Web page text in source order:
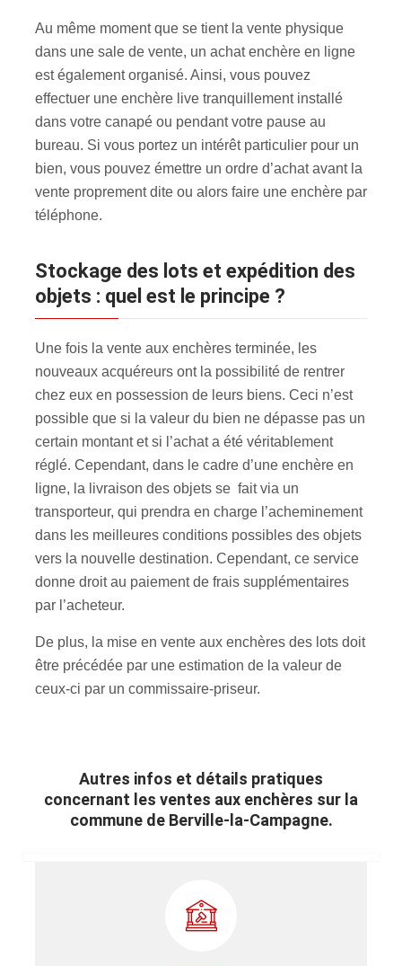
Au même moment que se tient la vente physique
dans une sale de vente, un achat enchère en ligne
est également organisé. Ainsi, vous pouvez
effectuer une enchère live tranquillement installé
dans votre canapé ou pendant votre pause au
bureau. Si vous portez un intérêt particulier pour un
bien, vous pouvez émettre un ordre d’achat avant la
vente proprement dite ou alors faire une enchère par
téléphone.
Stockage des lots et expédition des
objets : quel est le principe ?
Une fois la vente aux enchères terminée, les
nouveaux acquéreurs ont la possibilité de rentrer
chez eux en possession de leurs biens. Ceci n’est
possible que si la valeur du bien ne dépasse pas un
certain montant et si l’achat a été véritablement
réglé. Cependant, dans le cadre d’une enchère en
ligne, la livraison des objets se fait via un
transporteur, qui prendra en charge l’acheminement
dans les meilleures conditions possibles des objets
vers la nouvelle destination. Cependant, ce service
donne droit au paiement de frais supplémentaires
par l’acheteur.
De plus, la mise en vente aux enchères des lots doit
être précédée par une estimation de la valeur de
ceux-ci par un commissaire-priseur.
Autres infos et détails pratiques
concernant les ventes aux enchères sur la
commune de Berville-la-Campagne.